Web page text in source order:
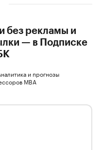
без рекламы и
— в Подписке
и прогнозы
MBA